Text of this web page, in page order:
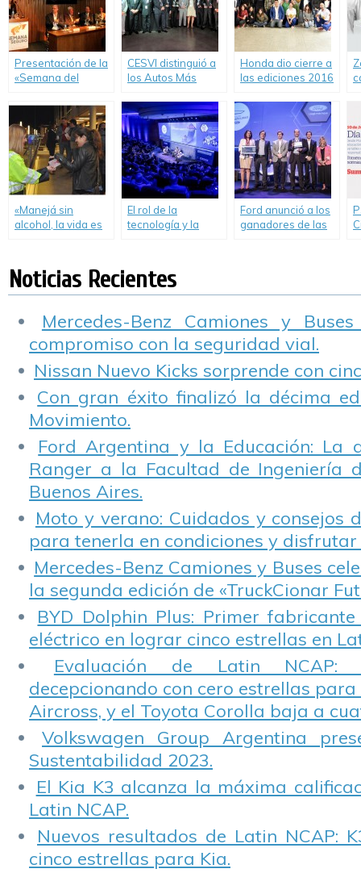
Presentación de la
«Semana del
Prevención»
CESVI distinguió a
los Autos Más
Honda dio cierre a
las ediciones 2016
“Pioneros en
Movimiento”.
«Manejá sin
alcohol, la vida es
participación de
Cesvi Argentina
El rol de la
tecnología y la
Movilidad.
Ford anunció a los
ganadores de las
Noticias Recientes
Mercedes-Benz Camiones y
compromiso con la seguridad vial.
Nissan Nuevo Kicks sorprende con
Con gran éxito finalizó la décima
Movimiento.
Ford Argentina y la Educación: La
Ranger a la Facultad de Ingeniería
Buenos Aires.
Moto y verano: Cuidados y consejos
para tenerla en condiciones y disfrutar
Mercedes-Benz Camiones y Buses
la segunda edición de «TruckCionar
BYD Dolphin Plus: Primer
eléctrico en lograr cinco estrellas en
Evaluación de Latin NCAP:
decepcionando con cero estrellas para
Aircross, y el Toyota Corolla baja a
Volkswagen Group Argentina
Sustentabilidad 2023.
El Kia K3 alcanza la máxima
Latin NCAP.
Nuevos resultados de Latin NCAP:
cinco estrellas para Kia.